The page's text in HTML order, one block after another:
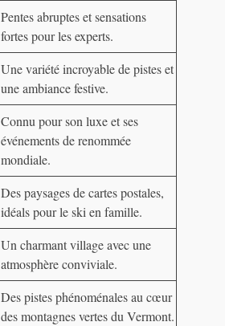
Pentes abruptes et sensations
fortes pour les experts.
Une variété incroyable de pistes et
une ambiance festive.
Connu pour son luxe et ses
événements de renommée
mondiale.
Des paysages de cartes postales,
idéals pour le ski en famille.
Un charmant village avec une
atmosphère conviviale.
Des pistes phénoménales au cœur
des montagnes vertes du Vermont.